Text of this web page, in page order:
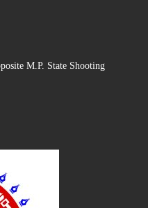
M.P. State Shooting